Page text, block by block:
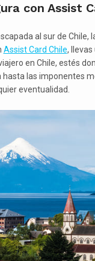
con Assist
al sur de
Assist Card Chile,
en Chile, estés
hasta las imponentes
eventualidad.